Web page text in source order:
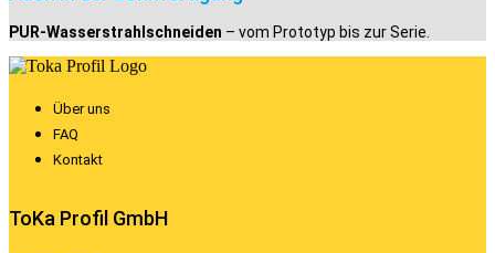
PUR-Wasserstrahlschneiden – vom Prototyp bis zur Serie.
Über uns
FAQ
Kontakt
ToKa Profil GmbH